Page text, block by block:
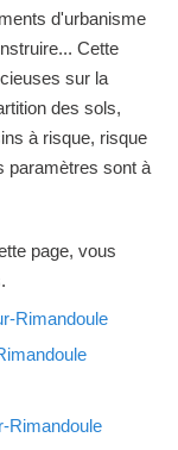
d'urbanisme
Cette
sur la
des sols,
à risque, risque
paramètres sont à
page, vous
Rimandoule
Rimandoule